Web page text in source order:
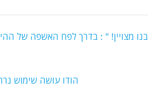
s
g
l
er
e
o
מצויין! " : בדרך לפח האשפה של
הודו עושה שימוש